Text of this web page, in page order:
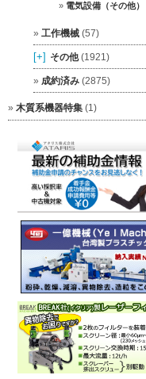
電気設備（その他）
工作機械 (57)
[+] その他(1921)
成約済み (2875)
木質系機器特集 (1)